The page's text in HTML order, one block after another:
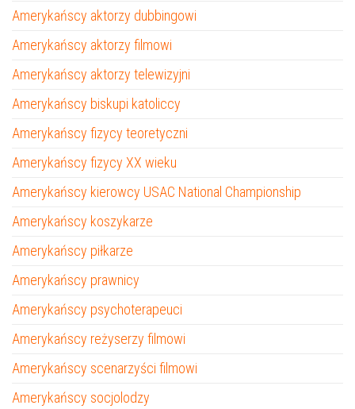
Amerykańscy aktorzy dubbingowi
Amerykańscy aktorzy filmowi
Amerykańscy aktorzy telewizyjni
Amerykańscy biskupi katoliccy
Amerykańscy fizycy teoretyczni
Amerykańscy fizycy XX wieku
Amerykańscy kierowcy USAC National Championship
Amerykańscy koszykarze
Amerykańscy piłkarze
Amerykańscy prawnicy
Amerykańscy psychoterapeuci
Amerykańscy reżyserzy filmowi
Amerykańscy scenarzyści filmowi
Amerykańscy socjolodzy